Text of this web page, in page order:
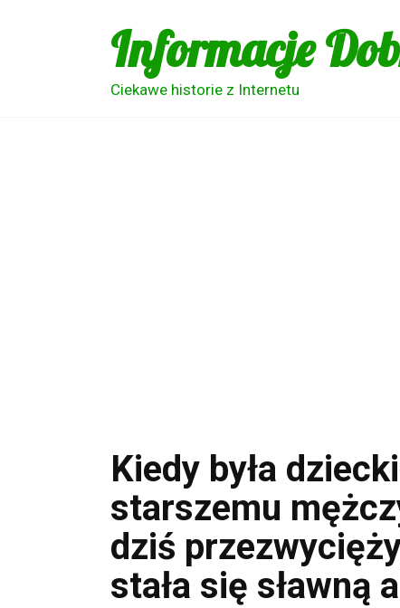
Informacje
Ciekawe historie z Internetu
Kiedy była
starszemu
dziś
stała się sławną